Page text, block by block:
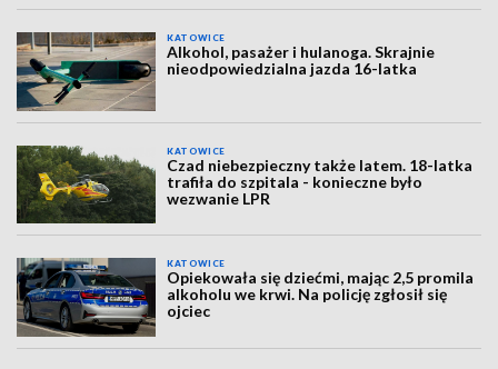
KATOWICE
Alkohol, pasażer i hulanoga. Skrajnie
nieodpowiedzialna jazda 16-latka
KATOWICE
Czad niebezpieczny także latem. 18-latka
trafiła do szpitala - konieczne było
wezwanie LPR
KATOWICE
Opiekowała się dziećmi, mając 2,5 promila
alkoholu we krwi. Na policję zgłosił się
ojciec